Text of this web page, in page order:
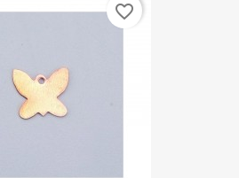
favorite_border